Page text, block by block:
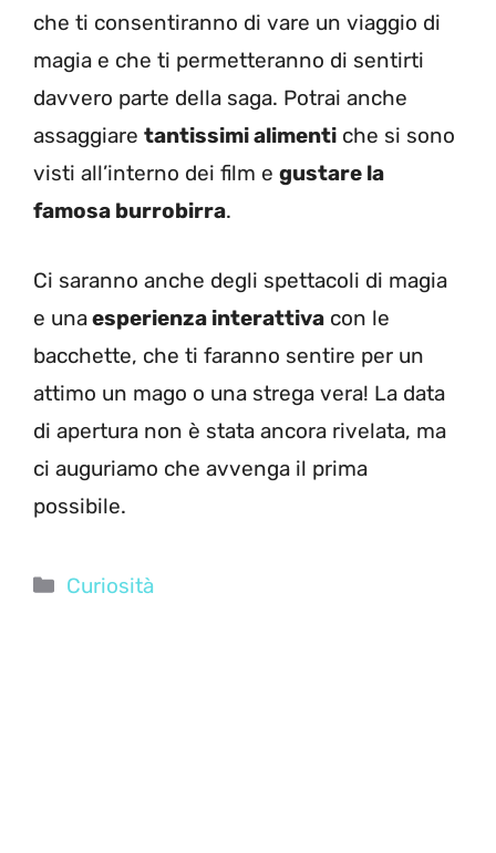
che ti consentiranno di vare un viaggio di
magia e che ti permetteranno di sentirti
davvero parte della saga. Potrai anche
assaggiare tantissimi alimenti che si sono
visti all’interno dei film e gustare la
famosa burrobirra.
Ci saranno anche degli spettacoli di magia
e unaesperienza interattiva con le
bacchette, che ti faranno sentire per un
attimo un mago o una strega vera! La data
di apertura non è stata ancora rivelata, ma
ci auguriamo che avvenga il prima
possibile.
Categorie
Curiosità